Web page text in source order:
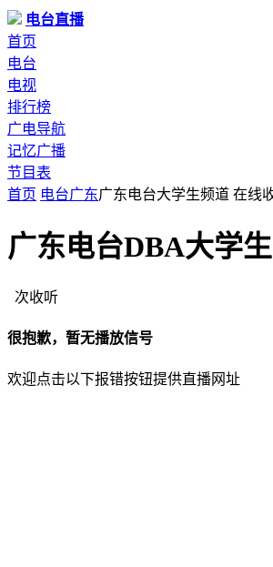
电台直播
首页
电台
电视
排行榜
广电导航
记忆广播
节目表
首页 电台广东广东电台大学生频道 在线
广东电台DBA大学
次收听
很抱歉，暂无播放信号
欢迎点击以下报错按钮提供直播网址